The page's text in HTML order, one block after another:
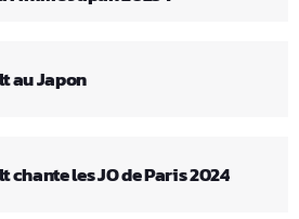
au Japon
chante les JO de Paris 2024